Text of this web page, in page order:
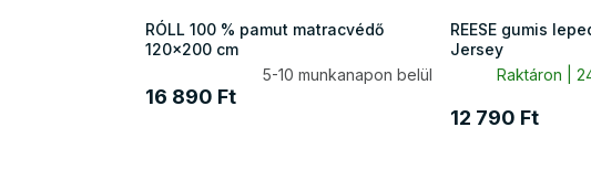
RÓLL 100 % pamut matracvédő
120x200 cm
5-10 munkanapon belül
16 890 Ft
REESE gumis
Jersey
Raktáron |
12 790 Ft